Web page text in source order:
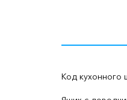
Код кухонного